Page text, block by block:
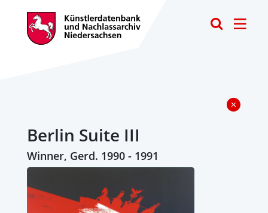
Berlin Suite III
Winner, Gerd. 1990 - 1991